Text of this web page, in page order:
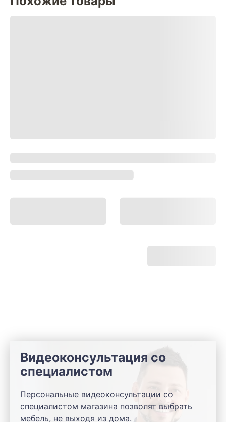
Видеоконсультация со
специалистом
Персональные видеоконсультации со
специалистом магазина позволят выбрать
мебель, не выходя из дома.